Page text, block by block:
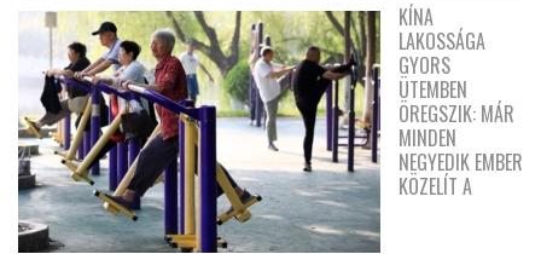
KÍNA
LAKOSSÁGA
GYORS
ÜTEMBEN
ÖREGSZIK: MÁR
MINDEN
NEGYEDIK EMBER
KÖZELÍT A